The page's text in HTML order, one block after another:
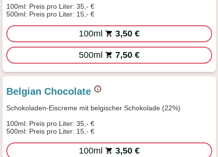
100ml: Preis pro Liter: 35,- €
500ml: Preis pro Liter: 15,- €
100ml 3,50 €
500ml 7,50 €
Belgian Chocolate
Schokoladen-Eiscreme mit belgischer Schokolade (22%)
100ml: Preis pro Liter: 35,- €
500ml: Preis pro Liter: 15,- €
100ml 3,50 €